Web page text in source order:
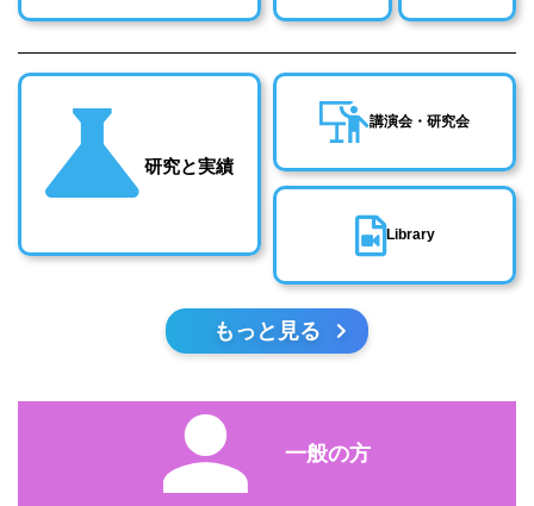
研究と実績
講演会・研究会
Library
もっと見る
一般の方